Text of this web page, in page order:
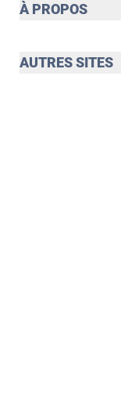
À PROPOS
AUTRES SITES